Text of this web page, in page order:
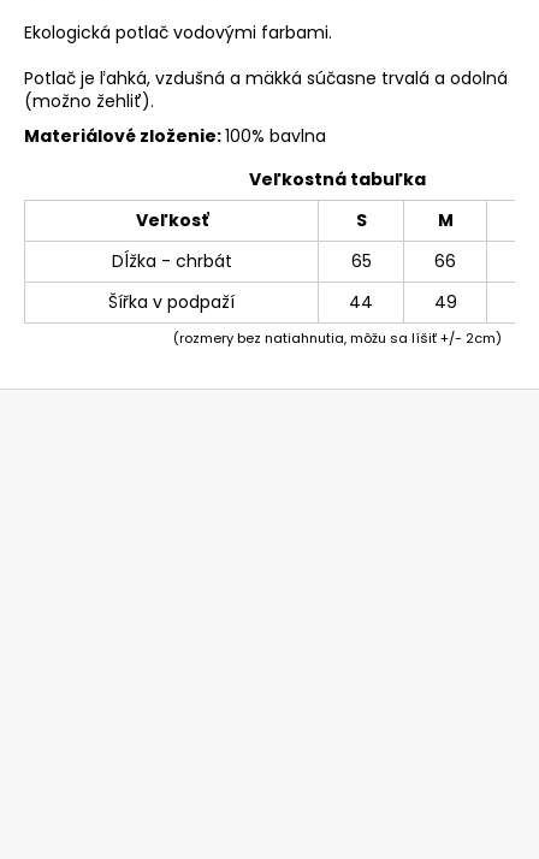
Ekologická potlač vodovými farbami.
Potlač je ľahká, vzdušná a mäkká súčasne trvalá a odolná
(možno žehliť).
Materiálové zloženie:100% bavlna
Veľkostná tabuľka
Veľkosť
S M
Dĺžka - chrbát
65 66
Šířka v podpaží
44 49
(rozmery bez natiahnutia, môžu sa líšiť +/- 2cm)
Z